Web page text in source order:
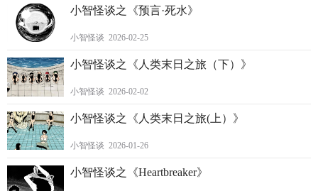
小智怪谈之《预言·死水》
小智怪谈 2026-02-25
小智怪谈之《人类末日之旅（下）》
小智怪谈 2026-02-02
小智怪谈之《人类末日之旅(上）》
小智怪谈 2026-01-26
小智怪谈之《Heartbreaker》